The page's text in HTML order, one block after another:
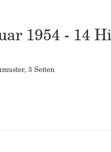
1954 - 14
3 Seiten